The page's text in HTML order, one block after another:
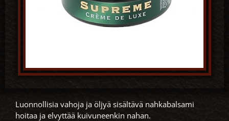
Luonnollisia vahoja ja öljyä sisältävä nahkabalsami
hoitaa ja elvyttää kuivuneenkin nahan.